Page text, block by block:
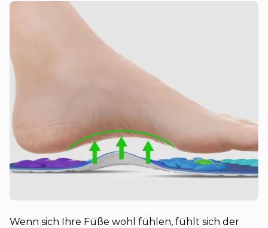
Wenn sich Ihre Füße wohl fühlen, fühlt sich der